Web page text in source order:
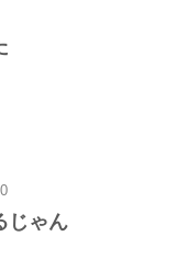
じゃん